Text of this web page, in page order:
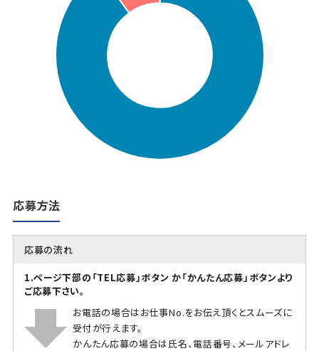
応募方法
応募の流れ
1.ページ下部の「TEL応募」ボタン か「かんたん応募」ボタンより
ご応募下さい。
お電話の場合はお仕事No.をお伝え頂くとスムーズに
受付が行えます。
かんたん応募の場合は氏名、電話番号、メールアドレ